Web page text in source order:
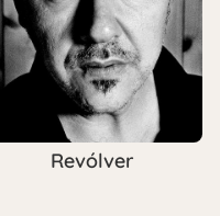
Revólver